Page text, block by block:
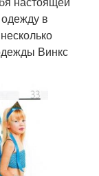
в
Винкс